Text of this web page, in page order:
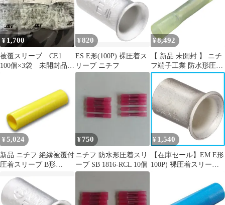
島販売不可】
¥ 1,700
被覆スリーブ CE1
100個×3袋 未開封品
¥820
ES E形(100P) 裸圧着ス
リーブ ニチフ
¥ 8,492
【 新品 未開封 】 ニチ
フ端子工業 防水形圧着
スリーブ SB2218 (1袋
100個) 未使用 送料無料
¥ 5,024
新品 ニチフ 絶縁被覆付
圧着スリーブ B形
¥ 750
ニチフ 防水形圧着スリ
ーブ SB 1816-RCL 10個
¥ 1,540
【在庫セール】EM E形
100P) 裸圧着スリーブ